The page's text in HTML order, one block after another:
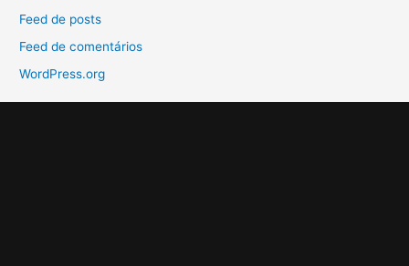
Feed de posts
Feed de comentários
WordPress.org